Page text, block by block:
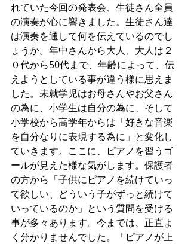
れていた今回の発表会、生徒さん全員
の演奏が心に響きました。生徒さん達
は演奏を通して何を伝えているのでし
ょうか。年中さんから大人、大人は２
０代から50代まで、年齢によって、伝
えようとしている事が違う様に思えま
した。未就学児はお母さんやお父さん
の為に、小学生は自分の為に、そして
小学校から高学年からは「好きな音楽
を自分なりに表現する為に」と変化し
ていきます。ここに、ピアノを習うゴ
ールが見えた様な気がします。保護者
の方から「子供にピアノを続けていっ
て欲しい、どういう子がずっと続けて
いっているのか」という質問を受ける
事が多々あります。今までは、正直よ
く分かりませんでした。「ピアノが上